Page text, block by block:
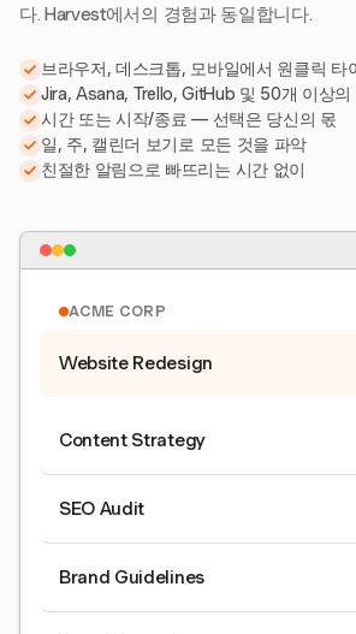
다. Harvest에서의 경험과 동일합니다.
브라우저, 데스크톱, 모바일에서 원클릭 타
Jira, Asana, Trello, GitHub 및 50개 이상의
시간 또는 시작/종료 — 선택은 당신의 몫
일, 주, 캘린더 보기로 모든 것을 파악
친절한 알림으로 빠뜨리는 시간 없이
ACME CORP
Website Redesign
Content Strategy
SEO Audit
Brand Guidelines